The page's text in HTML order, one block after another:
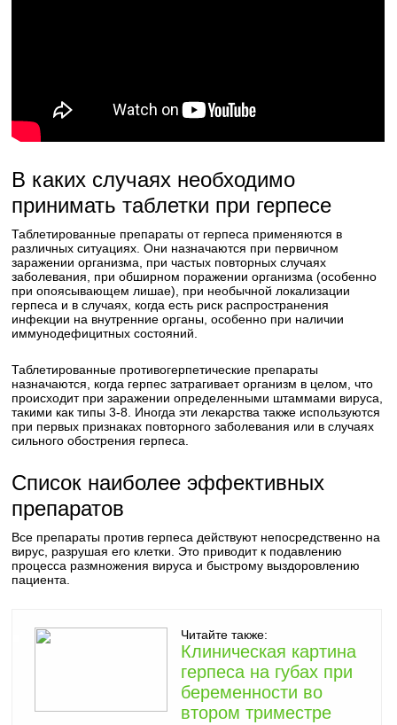
В каких случаях необходимо
принимать таблетки при герпесе
Таблетированные препараты от герпеса применяются в
различных ситуациях. Они назначаются при первичном
заражении организма, при частых повторных случаях
заболевания, при обширном поражении организма (особенно
при опоясывающем лишае), при необычной локализации
герпеса и в случаях, когда есть риск распространения
инфекции на внутренние органы, особенно при наличии
иммунодефицитных состояний.
Таблетированные противогерпетические препараты
назначаются, когда герпес затрагивает организм в целом, что
происходит при заражении определенными штаммами вируса,
такими как типы 3-8. Иногда эти лекарства также используются
при первых признаках повторного заболевания или в случаях
сильного обострения герпеса.
Список наиболее эффективных
препаратов
Все препараты против герпеса действуют непосредственно на
вирус, разрушая его клетки. Это приводит к подавлению
процесса размножения вируса и быстрому выздоровлению
пациента.
Читайте также:
Клиническая картина
герпеса на губах при
беременности во
втором триместре